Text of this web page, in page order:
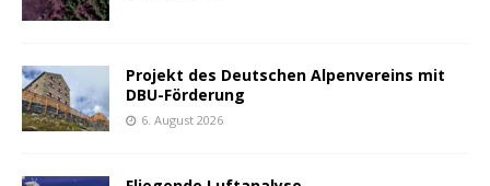
Projekt des Deutschen Alpenvereins mit
DBU-Förderung
6. August 2026